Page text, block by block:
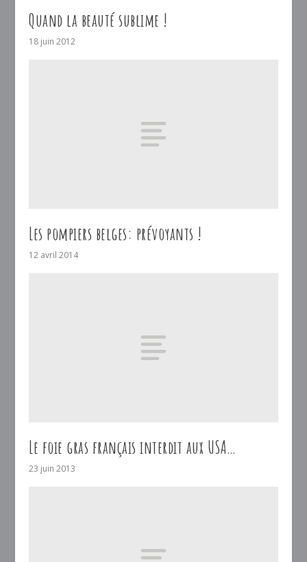
Quand la beauté sublime !
18 juin 2012
Les pompiers belges: prévoyants !
12 avril 2014
Le foie gras français interdit aux USA…
23 juin 2013